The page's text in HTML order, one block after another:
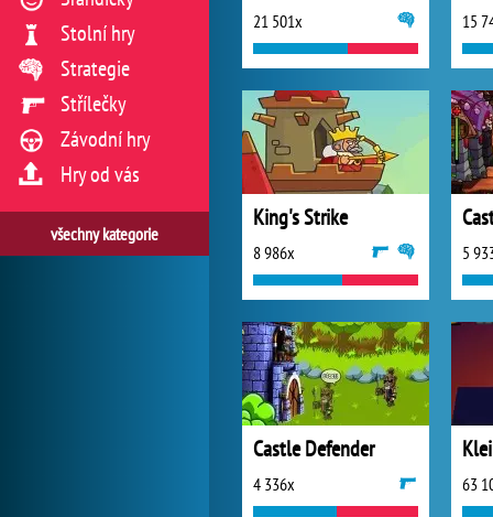
21 501x 15
King's Strike
8 986x 5
Castle Defender
4 336x 63
Stolní hry
Strategie
Střílečky
Závodní hry
Hry od vás
všechny kategorie